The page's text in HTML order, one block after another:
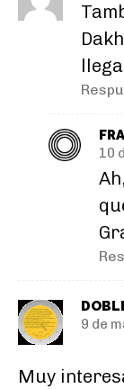
10
9 de
Muy